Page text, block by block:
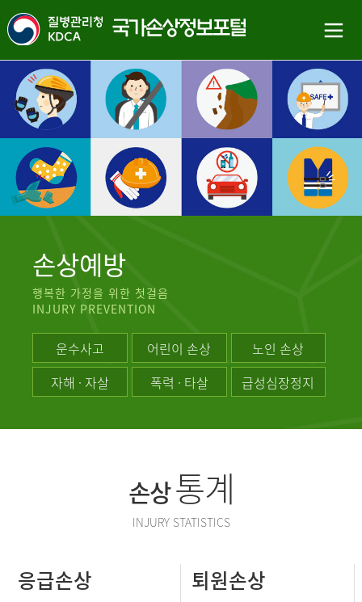
손상예방
행복한 가정을 위한 첫걸음
INJURY PREVENTION
운수사고 어린이 손상
노인 손상
자해 · 자살
폭력 · 타살 급성심장정지
손상통계
INJURY STATISTICS
응급손상 퇴원손상